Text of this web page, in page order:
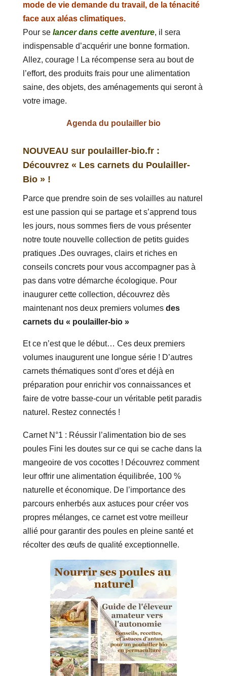
mode de vie demande du travail, de la ténacité
face aux aléas climatiques.
Pour se lancer dans cette aventure, il sera
indispensable d’acquérir une bonne formation.
Allez, courage ! La récompense sera au bout de
l’effort, des produits frais pour une alimentation
saine, des objets, des aménagements qui seront à
votre image.
Agenda du poulailler bio
NOUVEAU sur poulailler-bio.fr :
Découvrez « Les carnets du Poulailler-
Bio » !
Parce que prendre soin de ses volailles au naturel
est une passion qui se partage et s’apprend tous
les jours, nous sommes fiers de vous présenter
notre toute nouvelle collection de petits guides
pratiques .Des ouvrages, clairs et riches en
conseils concrets pour vous accompagner pas à
pas dans votre démarche écologique. Pour
inaugurer cette collection, découvrez dès
maintenant nos deux premiers volumes des
carnets du « poulailler-bio »
Et ce n’est que le début… Ces deux premiers
volumes inaugurent une longue série ! D’autres
carnets thématiques sont d’ores et déjà en
préparation pour enrichir vos connaissances et
faire de votre basse-cour un véritable petit paradis
naturel. Restez connectés !
Carnet N°1 : Réussir l’alimentation bio de ses
poules Fini les doutes sur ce qui se cache dans la
mangeoire de vos cocottes ! Découvrez comment
leur offrir une alimentation équilibrée, 100 %
naturelle et économique. De l’importance des
parcours enherbés aux astuces pour créer vos
propres mélanges, ce carnet est votre meilleur
allié pour garantir des poules en pleine santé et
récolter des œufs de qualité exceptionnelle.